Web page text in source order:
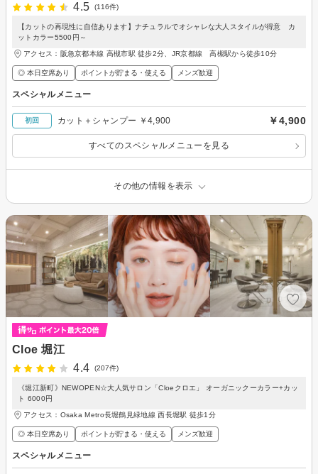
4.5
(116件)
【カットの再現性に自信あります】ナチュラルでオシャレな大人スタイルが得意 カ
ットカラー5500円～
アクセス：阪急京都本線 高槻市駅 徒歩2分、JR京都線 高槻駅から徒歩10分
◎ 本日空席あり ポイントが貯まる・使える メンズ歓迎
スペシャルメニュー
初回 カット＋シャンプー ￥4,900 ￥4,900
すべてのスペシャルメニューを見る
その他の情報を表示
Cloe 堀江
4.4
(207件)
《堀江新町》NEWOPEN☆大人気サロン「Cloeクロエ」 オーガニックーカラー+カッ
ト 6000円
アクセス：Osaka Metro長堀鶴見緑地線 西長堀駅 徒歩1分
◎ 本日空席あり ポイントが貯まる・使える メンズ歓迎
スペシャルメニュー